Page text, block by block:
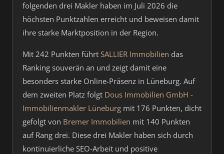
folgenden drei Makler haben im Juli 2026 die
höchsten Punktzahlen erreicht und beweisen damit
ihre starke Marktposition in der Region.
Mit 242 Punkten führt SALLIER Immobilien das
Ranking souverän an und zeigt damit eine
besonders starke Online-Präsenz in Lüneburg. Auf
dem zweiten Platz folgt Dous Immobilien GmbH -
Immobilienmakler Lüneburg mit 176 Punkten, dicht
gefolgt von Bremer Immobilien mit 140 Punkten
auf Rang drei. Diese drei Makler haben sich durch
kontinuierliche SEO-Arbeit und positive